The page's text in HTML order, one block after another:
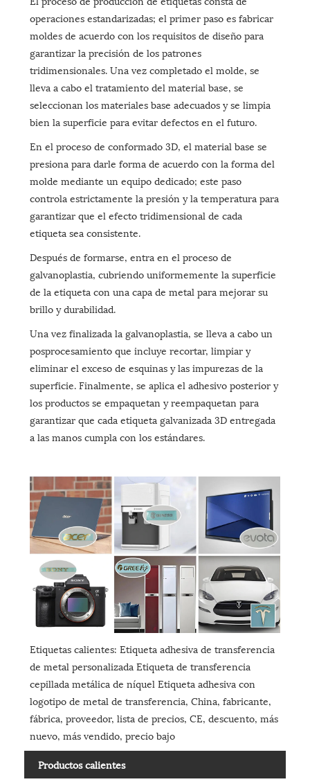
operaciones estandarizadas; el primer paso es fabricar
moldes de acuerdo con los requisitos de diseño para
garantizar la precisión de los patrones
tridimensionales. Una vez completado el molde, se
lleva a cabo el tratamiento del material base, se
seleccionan los materiales base adecuados y se limpia
bien la superficie para evitar defectos en el futuro.
En el proceso de conformado 3D, el material base se
presiona para darle forma de acuerdo con la forma del
molde mediante un equipo dedicado; este paso
controla estrictamente la presión y la temperatura para
garantizar que el efecto tridimensional de cada
etiqueta sea consistente.
Después de formarse, entra en el proceso de
galvanoplastia, cubriendo uniformemente la superficie
de la etiqueta con una capa de metal para mejorar su
brillo y durabilidad.
Una vez finalizada la galvanoplastia, se lleva a cabo un
posprocesamiento que incluye recortar, limpiar y
eliminar el exceso de esquinas y las impurezas de la
superficie. Finalmente, se aplica el adhesivo posterior y
los productos se empaquetan y reempaquetan para
garantizar que cada etiqueta galvanizada 3D entregada
a las manos cumpla con los estándares.
Etiquetas calientes: Etiqueta adhesiva de transferencia
de metal personalizada Etiqueta de transferencia
cepillada metálica de níquel Etiqueta adhesiva con
logotipo de metal de transferencia, China, fabricante,
fábrica, proveedor, lista de precios, CE, descuento, más
nuevo, más vendido, precio bajo
Productos calientes